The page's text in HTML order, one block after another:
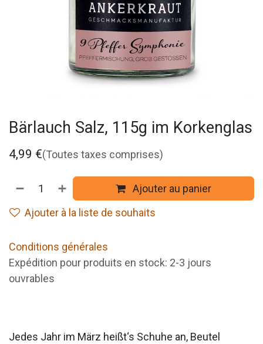
Bärlauch Salz, 115g im Korkenglas
4,99 €(Toutes taxes comprises)
Ajouter au panier
Ajouter à la liste de souhaits
Conditions générales
Expédition pour produits en stock: 2-3 jours
ouvrables
Jedes Jahr im März heißt‘s Schuhe an, Beutel